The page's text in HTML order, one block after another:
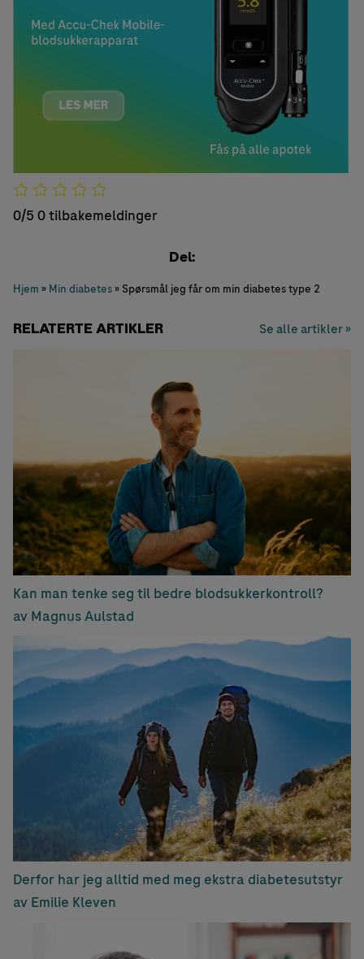
0/5 0 tilbakemeldinger
Del:
Hjem » Min diabetes» Spørsmål jeg får om min diabetes type 2
RELATERTE ARTIKLER Se alle artikler »
Kan man tenke seg til bedre blodsukkerkontroll?
av Magnus Aulstad
Derfor har jeg alltid med meg ekstra diabetesutstyr
av Emilie Kleven